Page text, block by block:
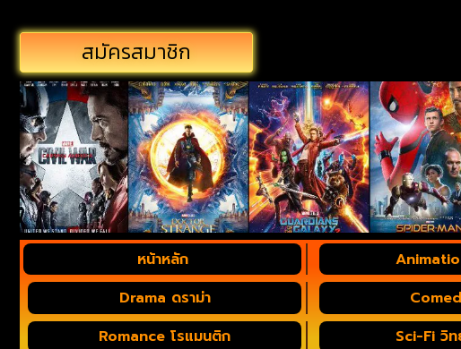
สมัครสมาชิก
หน้าหลัก
Drama ดราม่า
Romance โรแมนติก
Sci-Fi วิ